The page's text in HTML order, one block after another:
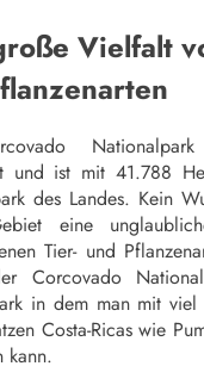
Vielfalt
und ist mit 41.788
des Landes. Kein
eine
Tier- und
Corcovado
in dem man mit
Costa-Ricas wie
kann.